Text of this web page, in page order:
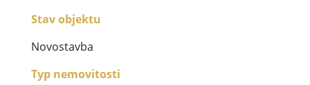
Stav objektu
Novostavba
Typ nemovitosti